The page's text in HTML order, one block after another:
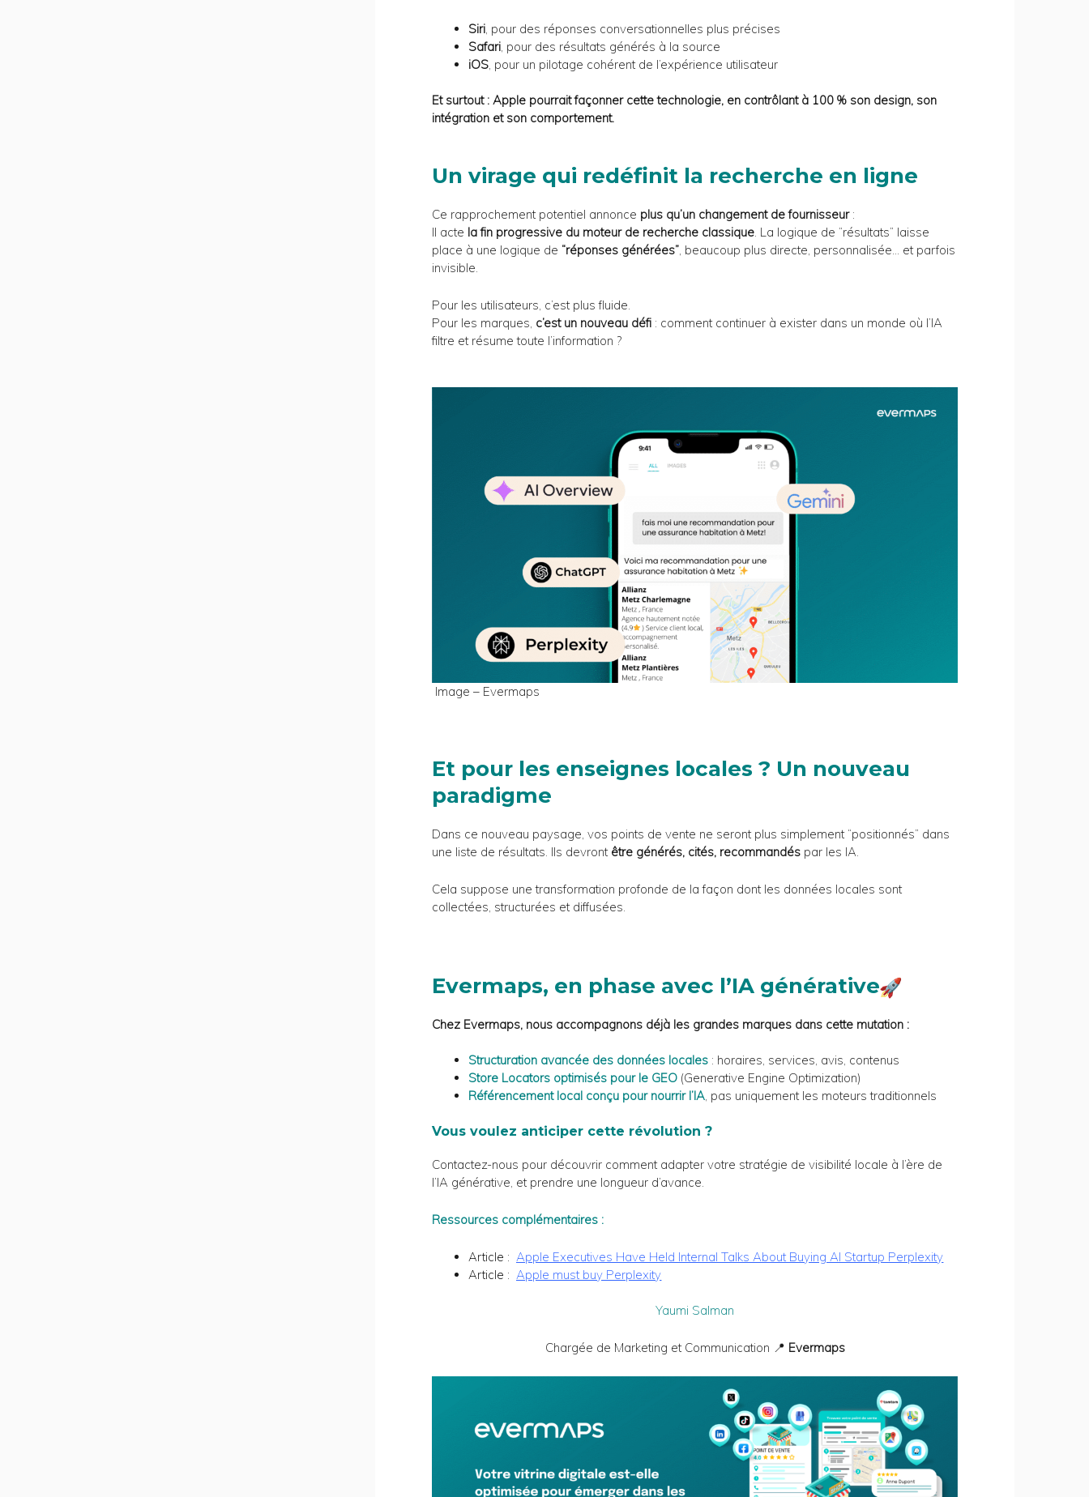
Siri , pour des réponses conversationnelles plus précises
Safari , pour des résultats générés à la source
iOS , pour un pilotage cohérent de l’expérience utilisateur
Et surtout : Apple pourrait façonner cette technologie, en contrôlant à 100 % son design, son
intégration et son comportement.
Un virage qui redéfinit la recherche en ligne
Ce rapprochement potentiel annonce plus qu’un changement de fournisseur:
Il acte la fin progressive du moteur de recherche classique. La logique de “résultats” laisse
place à une logique de “réponses générées”, beaucoup plus directe, personnalisée… et parfois
invisible.
Pour les utilisateurs, c’est plus fluide.
Pour les marques, c’est un nouveau défi : comment continuer à exister dans un monde où l’IA
filtre et résume toute l’information ?
Image – Evermaps
Et pour les enseignes locales ? Un nouveau
paradigme
Dans ce nouveau paysage, vos points de vente ne seront plus simplement “positionnés” dans
une liste de résultats. Ils devront être générés, cités, recommandés par les IA.
Cela suppose une transformation profonde de la façon dont les données locales sont
collectées, structurées et diffusées.
Evermaps, en phase avec l’IA générative
Chez Evermaps, nous accompagnons déjà les grandes marques dans cette mutation :
Structuration avancée des données locales : horaires, services, avis, contenus
Store Locators optimisés pour le GEO (Generative Engine Optimization)
Référencement local conçu pour nourrir l’IA, pas uniquement les moteurs traditionnels
Vous voulez anticiper cette révolution ?
Contactez-nous pour découvrir comment adapter votre stratégie de visibilité locale à l’ère de
l’IA générative, et prendre une longueur d’avance.
Ressources complémentaires :
Article : Apple Executives Have Held Internal Talks About Buying AI Startup Perplexity
Article : Apple must buy Perplexity
Yaumi Salman
Chargée de Marketing et Communication 📍 Evermaps